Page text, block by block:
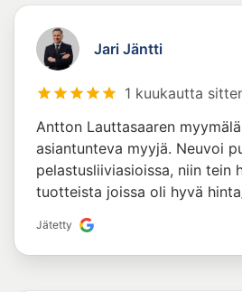
Jari Jäntti
1 kuukautta
Antton Lauttasaaren
asiantunteva myyjä. Neuvoi
pelastusliiviasioissa, niin tein
tuotteista joissa oli hyvä
Jätetty